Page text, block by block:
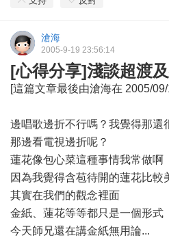
滄海
2005-9-19 23:56:14
[心得分享]淺談超渡
[這篇文章最後由滄海在 2005/
邊唱歌邊折不行嗎？我覺得那還
那邊看電視邊折呢？
蓮花像包心菜這種事情我常做啊
因為我覺得含苞待開的蓮花比較
其實在我們的觀念裡面
金紙、蓮花等等都只是一個形式
今天師兄還在講金紙無用論...